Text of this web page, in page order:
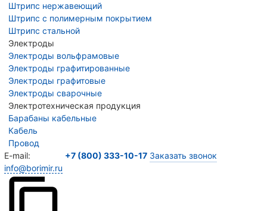
Штрипс нержавеющий
Штрипс с полимерным покрытием
Штрипс стальной
Электроды
Электроды вольфрамовые
Электроды графитированные
Электроды графитовые
Электроды сварочные
Электротехническая продукция
Барабаны кабельные
Кабель
Провод
E-mail:
info@borimir.ru
+7 (800) 333-10-17 Заказать звонок